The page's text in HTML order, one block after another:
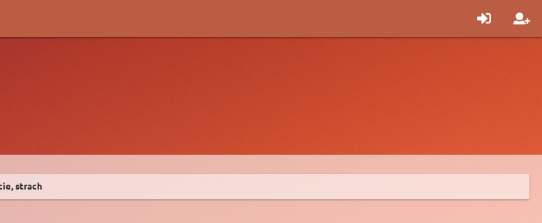
strach